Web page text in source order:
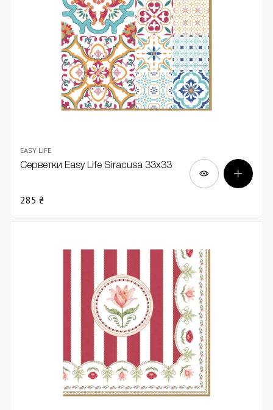
EASY LIFE
Серветки Easy Life Siracusa 33х33
285 ₴